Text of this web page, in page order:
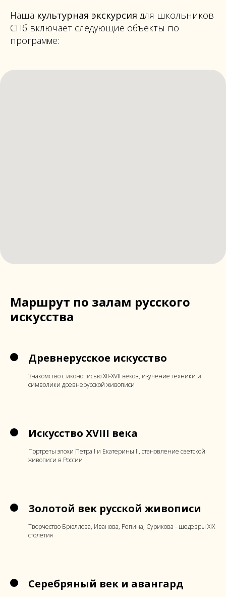
Наша культурная экскурсия для школьников
СПб включает следующие объекты по
программе:
Маршрут по залам русского
искусства
Древнерусское искусство
Знакомство с иконописью XII-XVII веков, изучение техники и
символики древнерусской живописи
Искусство XVIII века
Портреты эпохи Петра I и Екатерины II, становление светской
живописи в России
Золотой век русской живописи
Творчество Брюллова, Иванова, Репина, Сурикова - шедевры XIX
столетия
Серебряный век и авангард